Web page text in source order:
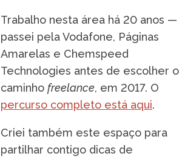
Trabalho nesta área há 20 anos —
passei pela Vodafone, Páginas
Amarelas e Chemspeed
Technologies antes de escolher o
caminho freelance, em 2017. O
percurso completo está aqui.
Criei também este espaço para
partilhar contigo dicas de